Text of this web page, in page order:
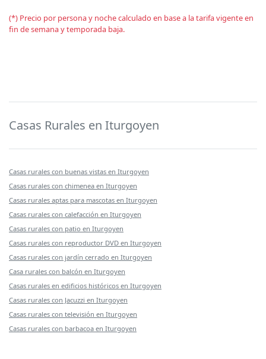
(*) Precio por persona y noche calculado en base a la tarifa vigente en
fin de semana y temporada baja.
Casas Rurales en Iturgoyen
Casas rurales con buenas vistas en Iturgoyen
Casas rurales con chimenea en Iturgoyen
Casas rurales aptas para mascotas en Iturgoyen
Casas rurales con calefacción en Iturgoyen
Casas rurales con patio en Iturgoyen
Casas rurales con reproductor DVD en Iturgoyen
Casas rurales con jardín cerrado en Iturgoyen
Casa rurales con balcón en Iturgoyen
Casas rurales en edificios históricos en Iturgoyen
Casas rurales con Jacuzzi en Iturgoyen
Casas rurales con televisión en Iturgoyen
Casas rurales con barbacoa en Iturgoyen